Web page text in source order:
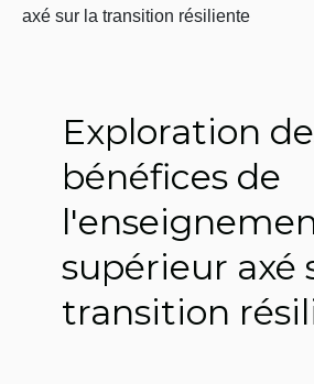
axé sur la transition résiliente
Exploration
bénéfices de
supérieur axé
transition